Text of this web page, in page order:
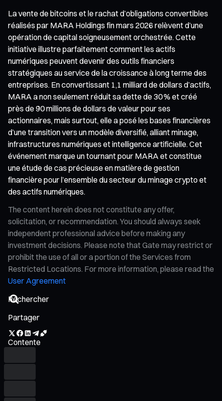
La vente de bitcoins et le rachat d’obligations convertibles
réalisés par MARA Holdings fin mars 2026 relèvent d’une
opération de capital soigneusement orchestrée. Cette
initiative illustre parfaitement comment les actifs
numériques peuvent devenir des outils financiers
stratégiques au service de la croissance à long terme des
entreprises. En convertissant 1,1 milliard de dollars d’actifs,
MARA a non seulement réduit sa dette de 30 % et créé
près de 90 millions de dollars de valeur pour ses
actionnaires, mais surtout, elle a posé les bases financières
d’une transition vers un modèle diversifié, alliant minage,
infrastructures numériques et intelligence artificielle. Cet
événement marque un tournant pour MARA et constitue
une étude de cas précieuse en matière de gestion
financière pour l’ensemble du secteur du minage crypto et
des actifs numériques.
The content herein does not constitute any offer,
solicitation, or recommendation. You should always seek
independent professional advice before making any
investment decisions. Please note that Gate may restrict or
prohibit the use of all or a portion of the Services from
Restricted Locations. For more information, please read the
User Agreement
Partager
Contente